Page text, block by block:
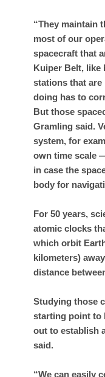
“They maintain
most of our
spacecraft that
Kuiper Belt,
stations that are
doing has to
But those
Gramling said.
system, for
own time scale
in case the
body for
For 50 years,
atomic clocks
which orbit
kilometers)
distance
Studying those
starting point to
out to establish
said.
“We can easily